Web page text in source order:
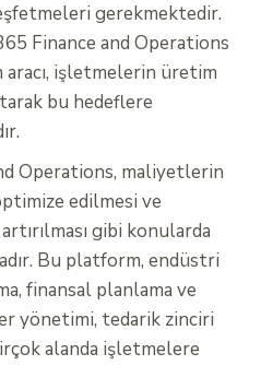
gerekmektedir.
Finance and Operations
işletmelerin üretim
bu hedeflere
Operations, maliyetlerin
edilmesi ve
gibi konularda
Bu platform, endüstri
finansal planlama ve
yönetimi, tedarik zinciri
alanda işletmelere